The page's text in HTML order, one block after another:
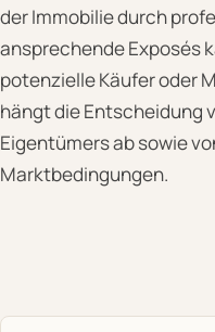
der Immobilie durch
ansprechende Exposés
potenzielle Käufer oder
hängt die Entscheidung
Eigentümers ab sowie
Marktbedingungen.